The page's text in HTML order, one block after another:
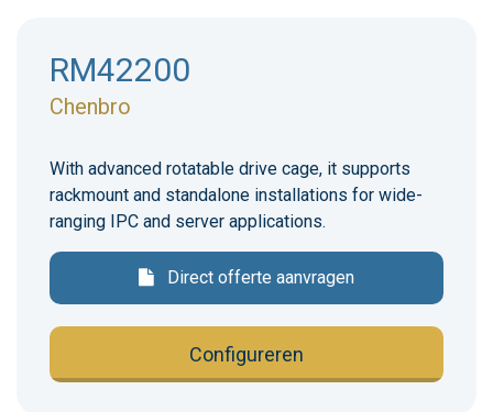
RM42200
Chenbro
With advanced rotatable drive cage, it supports
rackmount and standalone installations for wide-
ranging IPC and server applications.
Direct offerte aanvragen
Configureren